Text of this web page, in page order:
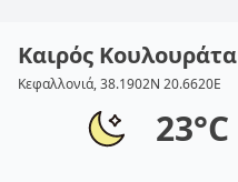
Καιρός Κουλουράτα
Κεφαλλονιά, 38.1902N 20.6620E
23°C